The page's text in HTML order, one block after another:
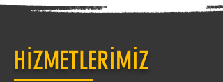
HİZMETLERİMİZ